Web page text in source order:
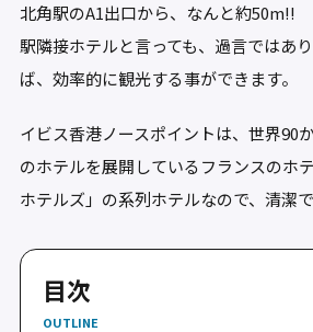
北角駅のA1出口から、なんと約50m!!
駅隣接ホテルと言っても、過言ではあ
ば、効率的に観光する事ができます。
イビス香港ノースポイントは、世界90
のホテルを展開しているフランスのホ
ホテルズ」の系列ホテルなので、清潔で
目次
OUTLINE